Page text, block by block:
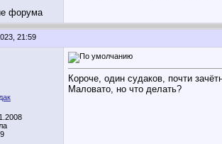
21:59
Короче, один судаков, почти
Маловато, но что делать?